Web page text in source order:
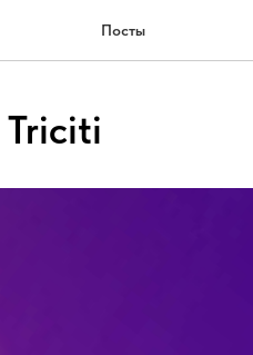
Посты